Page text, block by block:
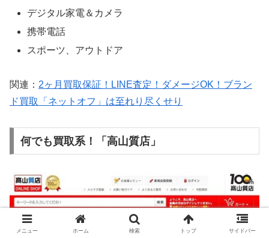
デジタル家電＆カメラ
携帯電話
スポーツ、アウトドア
関連： 2ヶ月買取保証！LINE査定！ダメージOK！ブラン
ド買取「ネットオフ」は至れり尽くせり
何でも買取系！「高山質店」
メニュー ホーム 検索 トップ サイドバー